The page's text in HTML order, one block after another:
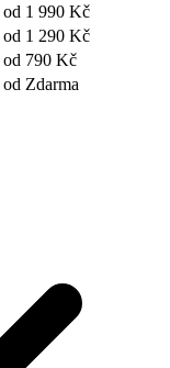
od 1 990 Kč
od 1 290 Kč
od 790 Kč
od Zdarma